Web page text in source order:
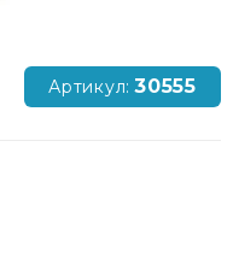
Артикул: 30555